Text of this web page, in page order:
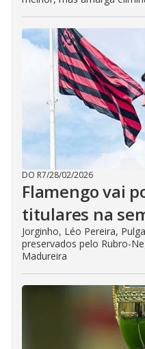
DO R7/28/02/2026
Flamengo vai
titulares na
Jorginho, Léo Pereira,
preservados pelo Rubro-
Madureira